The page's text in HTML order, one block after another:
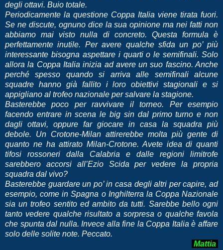
degli ottavi. Buio totale.
Periodicamente la questione Coppa Italia viene tirata fuori.
Se ne discute, ognuno dice la sua opinione ma nei fatti non
abbiamo mai visto nulla di concreto. Questa formula è
perfettamente inutile. Per avere qualche sfida un po’ più
interessante bisogna aspettare i quarti o le semifinali. Solo
allora la Coppa Italia inizia ad avere un suo fascino. Anche
perché spesso quando si arriva alle semifinali alcune
squadre hanno già fallito i loro obiettivi stagionali e si
appigliano al trofeo nazionale per salvare la stagione.
Basterebbe poco per ravvivare il torneo. Per esempio
facendo entrare in scena le big sin dal primo turno e non
dagli ottavi, oppure far giocare in casa la squadra più
debole. Un Crotone-Milan attirerebbe molta più gente di
quanto ne ha attirato Milan-Crotone. Avete idea di quanti
tifosi rossoneri dalla Calabria e dalle regioni limitrofe
sarebbero accorsi all’Ezio Scida per vedere la propria
squadra dal vivo?
Basterebbe guardare un po’ in casa degli altri per capire, ad
esempio, come in Spagna o Inghilterra la Coppa Nazionale
sia un trofeo sentito ed ambito da tutti. Sarebbe bello ogni
tanto vedere qualche risultato a sorpresa o qualche favola
che spunta dal nulla. Invece alla fine la Coppa Italia è affare
solo delle solite note. Peccato.
Mattia